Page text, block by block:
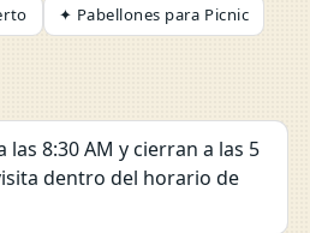
✦ Pabellones para Picnic
las 8:30 AM y cierran a las 5
dentro del horario de